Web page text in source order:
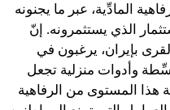
المادِّية، عبر ما يجنونه
الذي يستثمرونه. إنّ
بإيران، يرغبون في
وأدوات منزلية تجعل
هذا المستوى من الرفاهية